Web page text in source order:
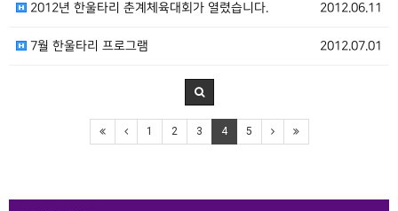
2012.06.11
2012년 한울타리 춘계체육대회가 열렸습니다.
2012.07.01
7월 한울타리 프로그램
1 2 3 4 5